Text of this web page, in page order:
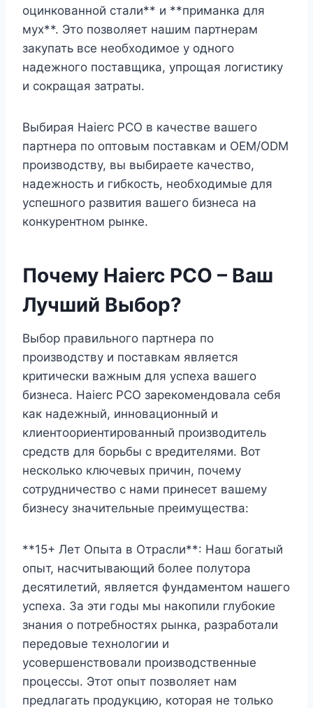
оцинкованной стали** и **приманка для
мух**. Это позволяет нашим партнерам
закупать все необходимое у одного
надежного поставщика, упрощая логистику
и сокращая затраты.
Выбирая Haierc PCO в качестве вашего
партнера по оптовым поставкам и OEM/ODM
производству, вы выбираете качество,
надежность и гибкость, необходимые для
успешного развития вашего бизнеса на
конкурентном рынке.
Почему Haierc PCO – Ваш
Лучший Выбор?
Выбор правильного партнера по
производству и поставкам является
критически важным для успеха вашего
бизнеса. Haierc PCO зарекомендовала себя
как надежный, инновационный и
клиентоориентированный производитель
средств для борьбы с вредителями. Вот
несколько ключевых причин, почему
сотрудничество с нами принесет вашему
бизнесу значительные преимущества:
**15+ Лет Опыта в Отрасли**: Наш богатый
опыт, насчитывающий более полутора
десятилетий, является фундаментом нашего
успеха. За эти годы мы накопили глубокие
знания о потребностях рынка, разработали
передовые технологии и
усовершенствовали производственные
процессы. Этот опыт позволяет нам
предлагать продукцию, которая не только